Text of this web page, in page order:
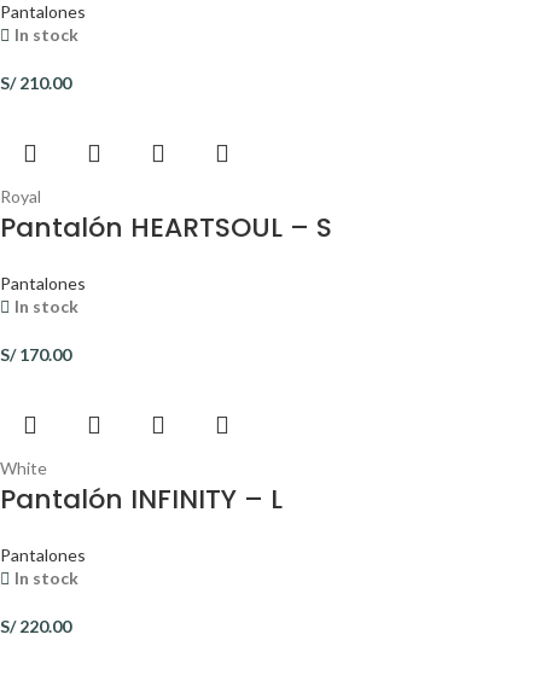
Pantalones
In stock
S/210.00
Royal
Pantalón HEARTSOUL – S
Pantalones
In stock
S/170.00
White
Pantalón INFINITY – L
Pantalones
In stock
S/220.00